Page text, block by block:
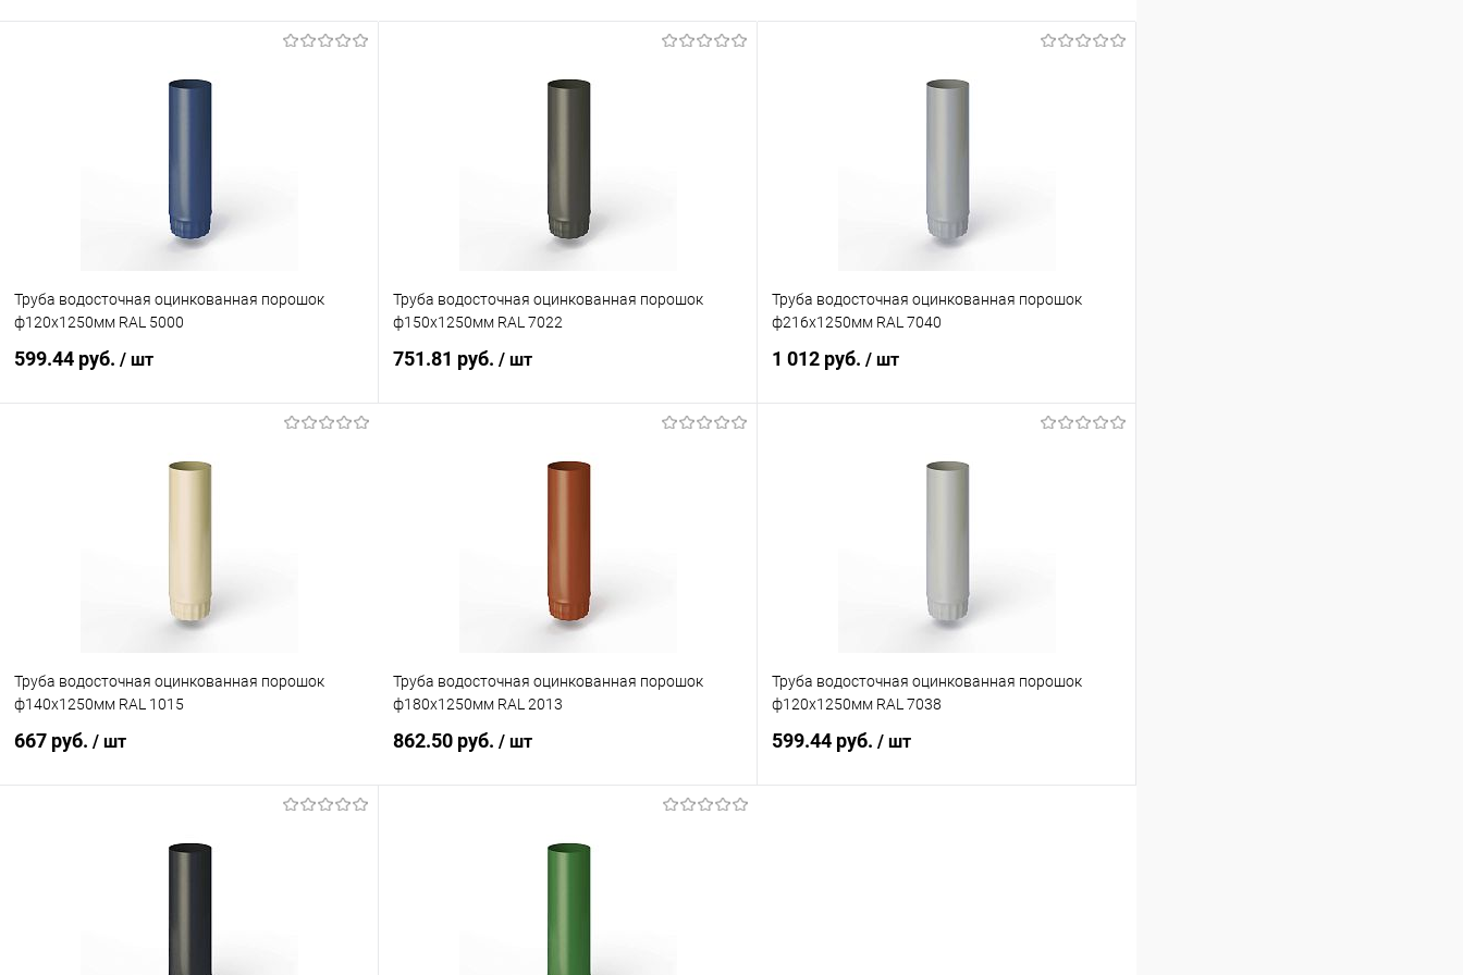
Труба водосточная оцинкованная порошок
ф120х1250мм RAL 5000
599.44 руб. / шт
Труба водосточная оцинкованная порошок
ф150х1250мм RAL 7022
751.81 руб. / шт
Труба водосточная оцинкованная порошок
ф216х1250мм RAL 7040
1 012 руб. / шт
Труба водосточная оцинкованная порошок
ф140х1250мм RAL 1015
667 руб. / шт
Труба водосточная оцинкованная порошок
ф180х1250мм RAL 2013
862.50 руб. / шт
Труба водосточная оцинкованная порошок
ф120х1250мм RAL 7038
599.44 руб. / шт